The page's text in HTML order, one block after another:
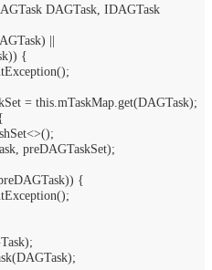
DAGTask, IDAGTask
||
{
= this.mTaskMap.get(DAGTask);
preDAGTaskSet);
{